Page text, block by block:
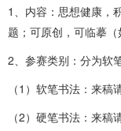
1、内容：思想健康，
题；可原创，可临摹（
2、参赛类别：分为软
（1）软笔书法：来稿
（2）硬笔书法：来稿